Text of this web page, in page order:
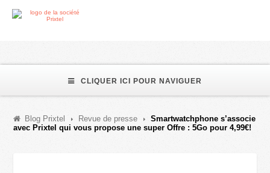
CLIQUER ICI POUR NAVIGUER
Blog Prixtel Revue de presse
Smartwatchphone s’associe
avec Prixtel qui vous propose une super Offre : 5Go pour 4,99€!